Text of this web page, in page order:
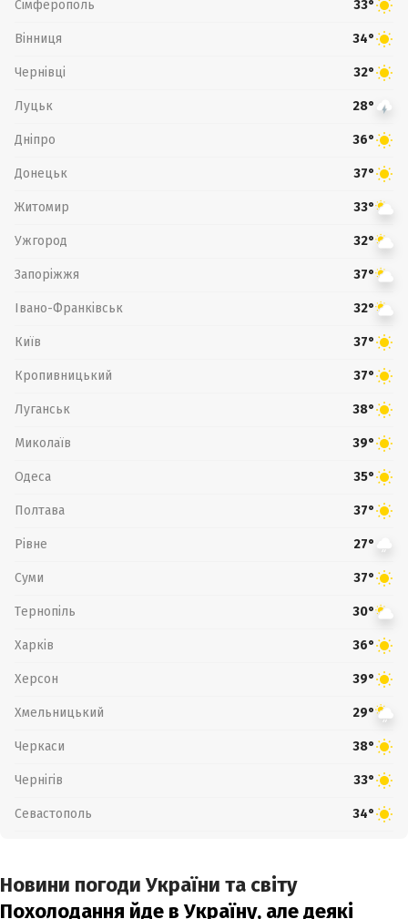
Сімферополь 33°
Вінниця 34°
Чернівці 32°
Луцьк 28°
Дніпро 36°
Донецьк 37°
Житомир 33°
Ужгород 32°
Запоріжжя 37°
Івано-Франківськ 32°
Київ 37°
Кропивницький 37°
Луганськ 38°
Миколаїв 39°
Одеса 35°
Полтава 37°
Рівне 27°
Суми 37°
Тернопіль 30°
Харків 36°
Херсон 39°
Хмельницький 29°
Черкаси 38°
Чернігів 33°
Севастополь 34°
Новини погоди України та світу
Похолодання йде в Україну, але деякі